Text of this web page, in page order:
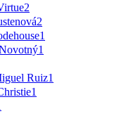
2
2
1
1
Ruiz1
1